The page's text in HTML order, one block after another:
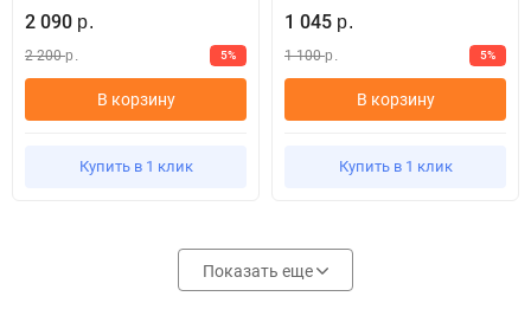
2 090 р.
2 200 р. 5%
В корзину
Купить в 1 клик
1 045 р.
1 100 р. 5%
В корзину
Купить в 1 клик
Показать еще